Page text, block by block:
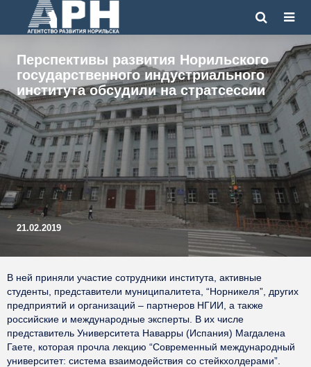
Перспективы развития Норильского
государственного индустриального
института обсудили на стратсессии
21.02.2019
В ней приняли участие сотрудники института, активные
студенты, представители муниципалитета, “Норникеля”, других
предприятий и организаций – партнеров НГИИ, а также
российские и международные эксперты. В их числе
представитель Университета Наварры (Испания) Магдалена
Гаете, которая прочла лекцию “Современный международный
университет: система взаимодействия со стейкхолдерами”.